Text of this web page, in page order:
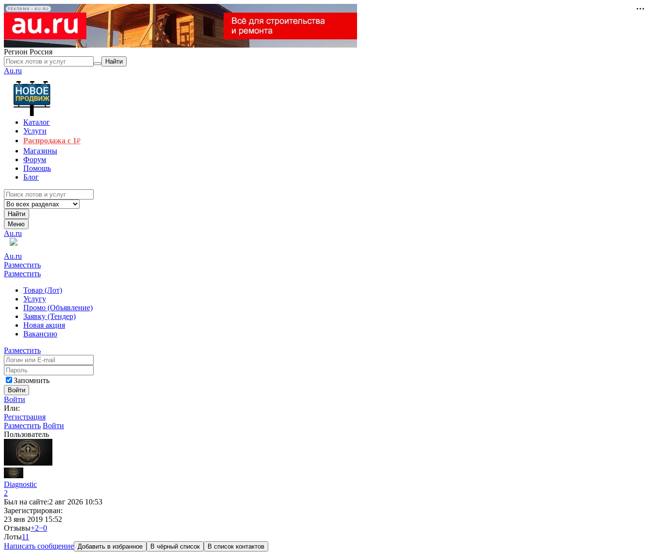
РЕКЛАМА • AU.RU
Регион Россия
Найти
Au.ru
Каталог
Услуги
Распродажа с 1₽
Магазины
Форум
Помощь
Блог
Найти
Меню
Au.ru
Au.ru
Разместить
Разместить
Товар (Лот)
Услугу
Промо (Объявление)
Заявку (Тендер)
Новая акция
Вакансию
Разместить
Запомнить
Войти
Войти
Или:
Регистрация
Разместить Войти
Пользователь
Diagnostic
2
Был на сайте:2 авг 2026 10:53
Зарегистрирован:
23 янв 2019 15:52
Отзывы+2−0
Лоты11
Написать сообщение Добавить в избранное В чёрный список В список контактов